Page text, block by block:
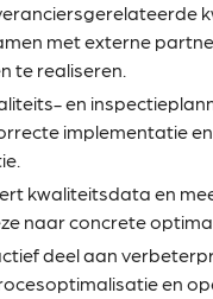
met externe
te realiseren.
en
implementatie
kwaliteitsdata en
naar concrete
deel aan
en